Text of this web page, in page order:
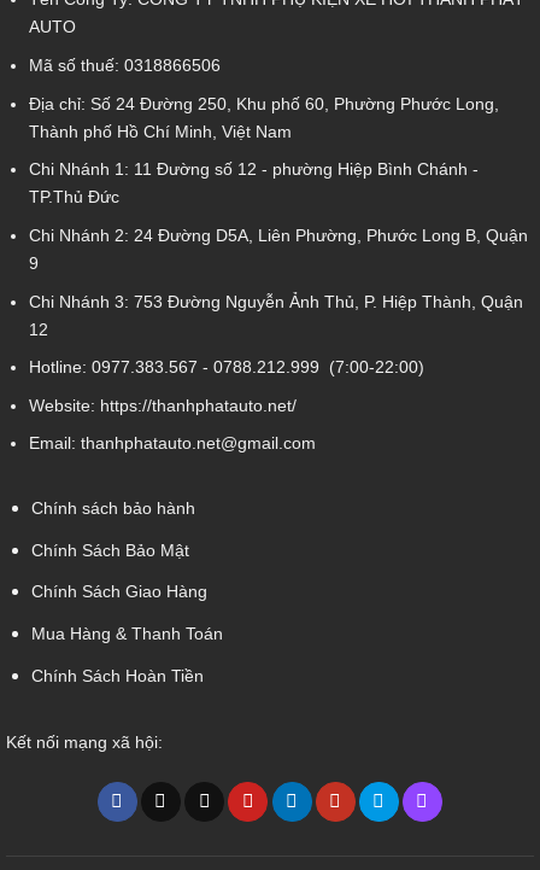
AUTO
Mã số thuế: 0318866506
Địa chỉ: Số 24 Đường 250, Khu phố 60, Phường Phước Long,
Thành phố Hồ Chí Minh, Việt Nam
Chi Nhánh 1: 11 Đường số 12 - phường Hiệp Bình Chánh -
TP.Thủ Đức
Chi Nhánh 2: 24 Đường D5A, Liên Phường, Phước Long B, Quận
9
Chi Nhánh 3: 753 Đường Nguyễn Ảnh Thủ, P. Hiệp Thành, Quận
12
Hotline: 0977.383.567 - 0788.212.999 (7:00-22:00)
Website: https://thanhphatauto.net/
Email: thanhphatauto.net@gmail.com
Chính sách bảo hành
Chính Sách Bảo Mật
Chính Sách Giao Hàng
Mua Hàng & Thanh Toán
Chính Sách Hoàn Tiền
Kết nối mạng xã hội: